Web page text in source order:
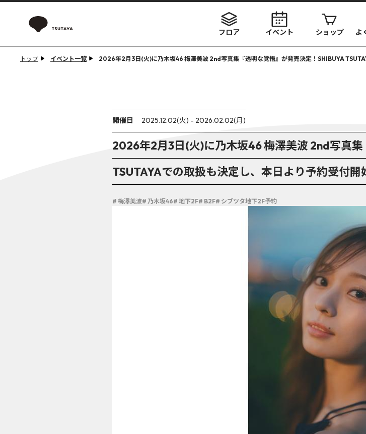
フロア イベント ショップ よ
トップ イベント一覧 2026年2月3日(火)に乃木坂46 梅澤美波 2nd写真集『透明な覚悟』が発売決定！SHIBUYA
開催日 2025.12.02(火) - 2026.02.02(月)
2026年2月3日(火)に乃木坂46 梅澤美波 2nd写真
TSUTAYAでの取扱も決定し、本日より予約受付開
# 梅澤美波# 乃木坂46# 地下2F# B2F# シブツタ地下2F予約